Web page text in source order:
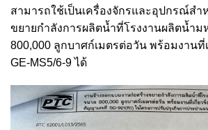
สามารถใช้เป็นเครื่องจักรและอุปกรณ์สำ
ขยายกำลังการผลิตน้ำที่โรงงานผลิตน้ำ
800,000 ลูกบาศก์เมตรต่อวัน พร้อมงาน
GE-MS5/6-9 ได้